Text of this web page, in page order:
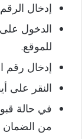
إدخال
الدخول
للموقع.
إدخال رقم
النقر على
في حالة
من الضمان